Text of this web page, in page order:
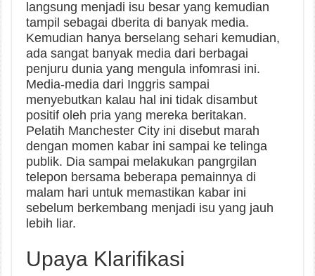
langsung menjadi isu besar yang kemudian
tampil sebagai dberita di banyak media.
Kemudian hanya berselang sehari kemudian,
ada sangat banyak media dari berbagai
penjuru dunia yang mengula infomrasi ini.
Media-media dari Inggris sampai
menyebutkan kalau hal ini tidak disambut
positif oleh pria yang mereka beritakan.
Pelatih Manchester City ini disebut marah
dengan momen kabar ini sampai ke telinga
publik. Dia sampai melakukan pangrgilan
telepon bersama beberapa pemainnya di
malam hari untuk memastikan kabar ini
sebelum berkembang menjadi isu yang jauh
lebih liar.
Upaya Klarifikasi